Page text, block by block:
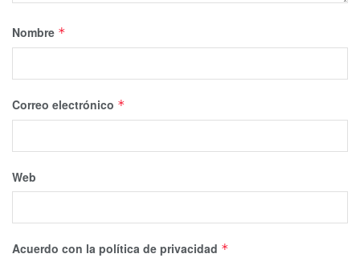
Nombre *
Correo electrónico *
Web
Acuerdo con la política de privacidad *